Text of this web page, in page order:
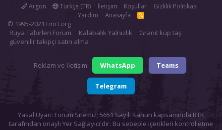
Argon Türkçe (TR) İletişim Koşullar
Gizlilik Politikası
Yardım
Anasayfa
R
S
© 1995-2021 Linct.org
Rüya Tabirleri Forum
Kalabalık Yalnızlık
Granit küp taş
güvenilir takipçi satın alma
Reklam ve İletişim: WhatsApp Teams
Telegram
Yasal Uyarı: Forum Sitemiz; 5651 Sayılı Kanun kapsamında BTK
tarafından onaylı Yer Sağlayıcı'dır. Bu sebeple içerikleri kontrol etme